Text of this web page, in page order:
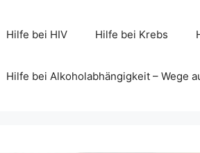
Hilfe bei HIV Hilfe bei Krebs
Hilfe bei Alkoholabhängigkeit – Wege